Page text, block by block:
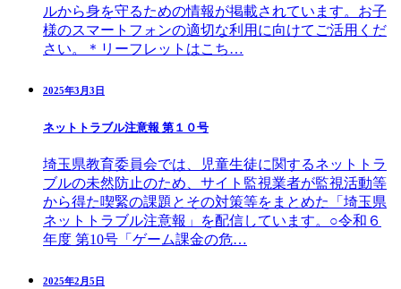
ルから身を守るための情報が掲載されています。お子
様のスマートフォンの適切な利用に向けてご活用くだ
さい。＊リーフレットはこち…
2025年3月3日
ネットトラブル注意報 第１０号
埼玉県教育委員会では、児童生徒に関するネットトラ
ブルの未然防止のため、サイト監視業者が監視活動等
から得た喫緊の課題とその対策等をまとめた「埼玉県
ネットトラブル注意報」を配信しています。○令和６
年度 第10号「ゲーム課金の危…
2025年2月5日